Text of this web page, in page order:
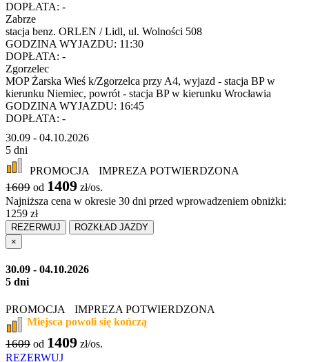
DOPŁATA: -
Zabrze
stacja benz. ORLEN / Lidl, ul. Wolności 508
GODZINA WYJAZDU: 11:30
DOPŁATA: -
Zgorzelec
MOP Żarska Wieś k/Zgorzelca przy A4, wyjazd - stacja BP w
kierunku Niemiec, powrót - stacja BP w kierunku Wrocławia
GODZINA WYJAZDU: 16:45
DOPŁATA: -
30.09 - 04.10.2026
5 dni
PROMOCJA
IMPREZA POTWIERDZONA
1609 od 1409 zł/os.
Najniższa cena w okresie 30 dni przed wprowadzeniem obniżki:
1259 zł
REZERWUJ
ROZKŁAD JAZDY
×
30.09 - 04.10.2026
5 dni
PROMOCJA
IMPREZA POTWIERDZONA
Miejsca powoli się kończą
1609 od 1409 zł/os.
REZERWUJ